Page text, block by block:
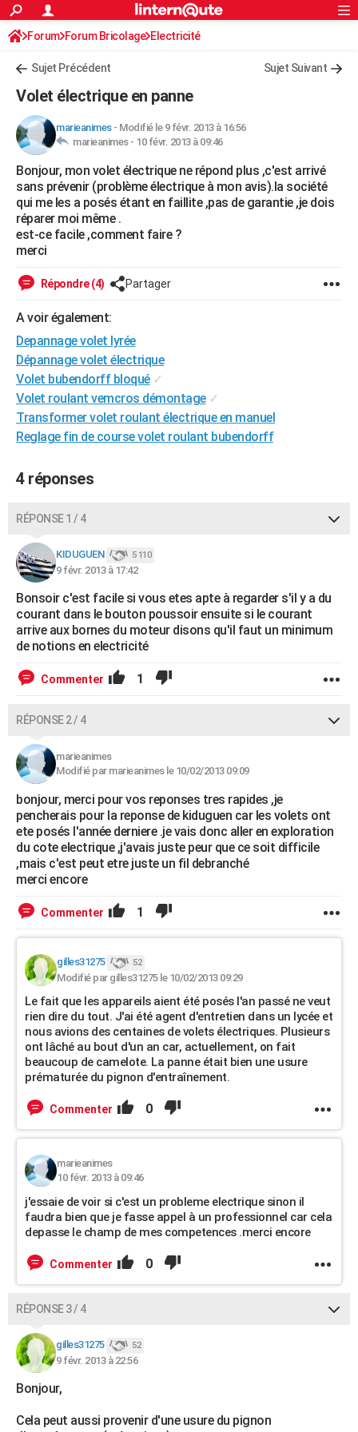
ACTUALITÉS
Politique
Société
Faits Divers
Education
Monde
Villes
+
FINANCE
Retraite
Impôts
Epargne
Immobilier
Risques naturels par ville
Banque
Assurance
Crédit
AUTO
Essais
Réserver un essai
Citadines
Berlines
SUV
Forum auto
+HIGH-TECH
Mobiles
Meilleur smartphone
Internet
Ordinateurs
Jeux vidéo
Guide high-tech
+BRICOLAGE
Forum
Aménagement intérieur
Extérieur
Cuisine
Salle de bains
Jardinage
Rangement
WEEK-END
Guides de France
Escapades
Patrimoine
Expositions
Musées
Week-end nature
LIFESTYLE
SANTE
Alimentation
Guide de la santé
Maladies
Médicaments
Sommeil
VOYAGE
Destinations
City break
Voyage nature
Voyage de noces
Forum
Climat
+PHOTO
GUIDES D'ACHAT
BONS PLANS
CARTE DE VOEUX
COPAINS D'AVANT
S'inscrire
Se connecter
Lycées
Collèges
Primaires
Universités
Entreprises
Service militaire
Avis de recherche
AVIS DE DÉCÈS
FORUM
S'inscrire
Connexion
Forum Forum Bricolage Electricité
Sujet Précédent Sujet Suivant
Volet électrique en panne
marieanimes- Modifié le 9 févr. 2013 à 16:56
marieanimes - 10 févr. 2013 à 09:46
Bonjour, mon volet électrique ne répond plus ,c'est arrivé
sans prévenir (problème électrique à mon avis).la société
qui me les a posés étant en faillite ,pas de garantie ,je dois
réparer moi même .
est-ce facile ,comment faire ?
merci
Répondre (4) Partager
A voir également:
Depannage volet lyrée
Dépannage volet électrique
Volet bubendorff bloqué ✓
Volet roulant vemcros démontage ✓
Transformer volet roulant électrique en manuel
Reglage fin de course volet roulant bubendorff
4 réponses
RÉPONSE 1 / 4
KIDUGUEN 5 110
9 févr. 2013 à 17:42
Bonsoir c'est facile si vous etes apte à regarder s'il y a du
courant dans le bouton poussoir ensuite si le courant
arrive aux bornes du moteur disons qu'il faut un minimum
de notions en electricité
Commenter 1
RÉPONSE 2 / 4
marieanimes
Modifié par marieanimes le 10/02/2013 09:09
bonjour, merci pour vos reponses tres rapides ,je
pencherais pour la reponse de kiduguen car les volets ont
ete posés l'année derniere .je vais donc aller en exploration
du cote electrique ,j'avais juste peur que ce soit difficile
,mais c'est peut etre juste un fil debranché
merci encore
Commenter 1
gilles31275 52
Modifié par gilles31275 le 10/02/2013 09:29
Le fait que les appareils aient été posés l'an passé ne veut
rien dire du tout. J'ai été agent d'entretien dans un lycée et
nous avions des centaines de volets électriques. Plusieurs
ont lâché au bout d'un an car, actuellement, on fait
beaucoup de camelote. La panne était bien une usure
prématurée du pignon d'entraînement.
Commenter 0
marieanimes
10 févr. 2013 à 09:46
j'essaie de voir si c'est un probleme electrique sinon il
faudra bien que je fasse appel à un professionnel car cela
depasse le champ de mes competences .merci encore
Commenter 0
RÉPONSE 3 / 4
gilles31275 52
9 févr. 2013 à 22:56
Bonjour,
Cela peut aussi provenir d'une usure du pignon